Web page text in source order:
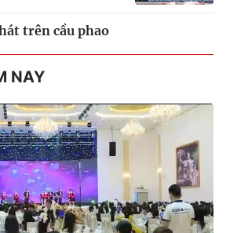
trên cầu phao
NAY